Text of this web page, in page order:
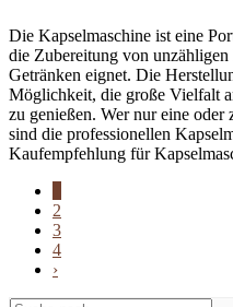
Die Kapselmaschine ist eine
die Zubereitung von
Getränken eignet. Die
Möglichkeit, die große Vielfalt
zu genießen. Wer nur eine oder
sind die professionellen
Kaufempfehlung für
2
3
4
›